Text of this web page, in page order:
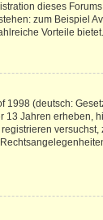
dieses
zum Beispiel
Vorteile bietet.
1998 (deutsch:
Jahren